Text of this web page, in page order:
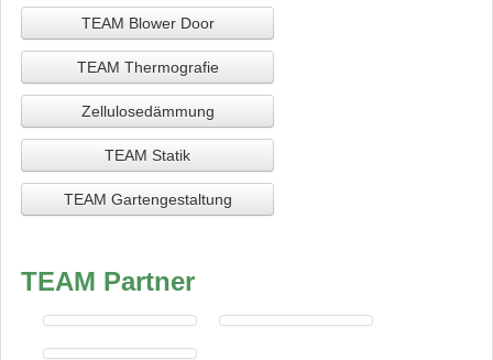
TEAM Blower Door
TEAM Thermografie
Zellulosedämmung
TEAM Statik
TEAM Gartengestaltung
TEAM Partner